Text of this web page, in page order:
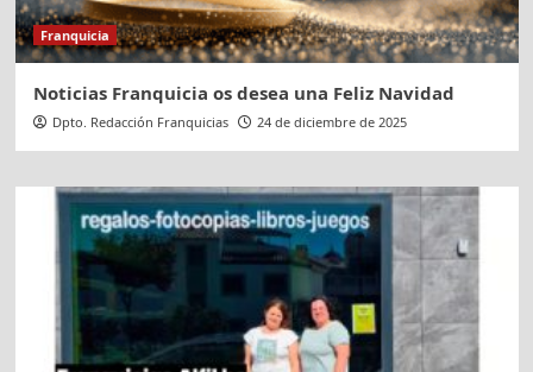
Franquicia
Noticias Franquicia os desea una Feliz Navidad
Dpto. Redacción Franquicias 24 de diciembre de 2025